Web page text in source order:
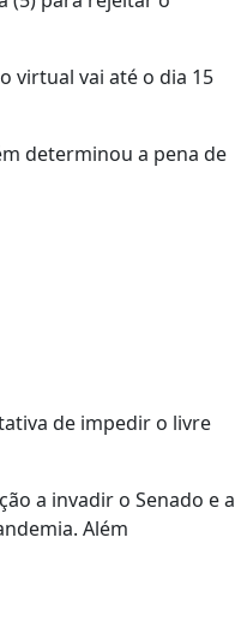
virtual vai até o dia 15
determinou a pena de
de impedir o livre
a invadir o Senado e a
Além